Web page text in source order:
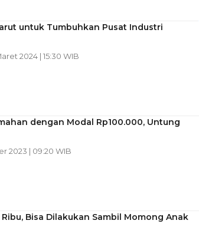
untuk Tumbuhkan Pusat Industri
2024 | 15:30 WIB
dengan Modal Rp100.000, Untung
2023 | 09:20 WIB
Bisa Dilakukan Sambil Momong Anak